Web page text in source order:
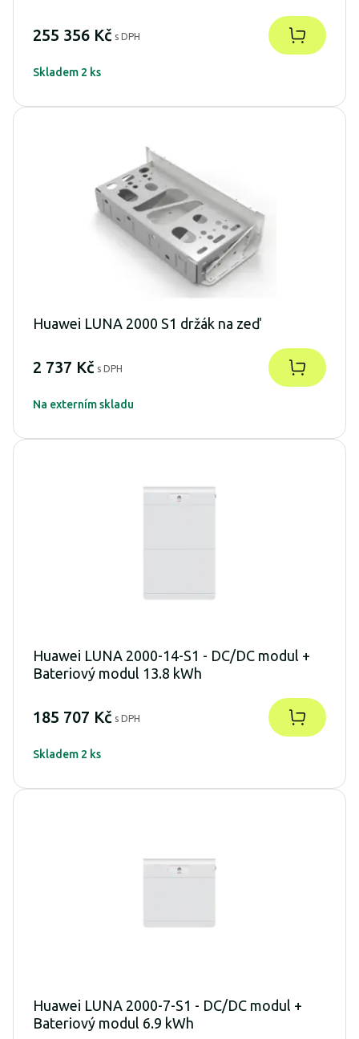
255 356 Kč s DPH
Skladem 2 ks
Huawei LUNA 2000 S1 držák na zeď
2 737 Kč s DPH
Na externím skladu
Huawei LUNA 2000-14-S1 - DC/DC modul +
Bateriový modul 13.8 kWh
185 707 Kč s DPH
Skladem 2 ks
Huawei LUNA 2000-7-S1 - DC/DC modul +
Bateriový modul 6.9 kWh